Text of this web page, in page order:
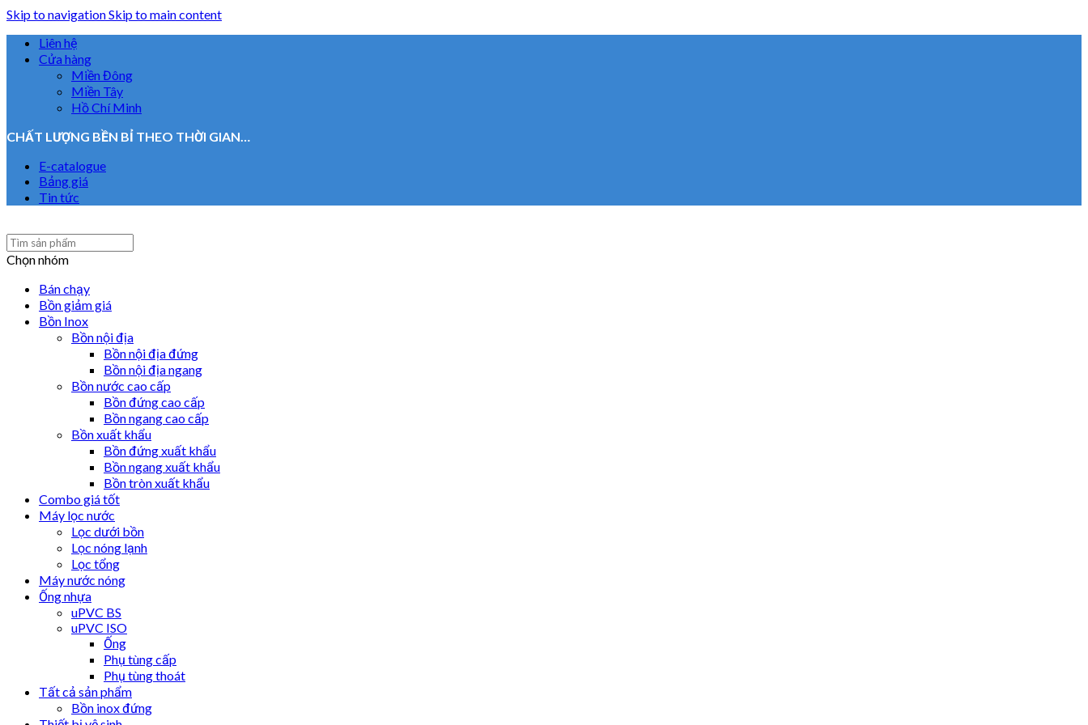
Skip to navigationSkip to main content
Liên hệ
Cửa hàng
Miền Đông
Miền Tây
Hồ Chí Minh
CHẤT LƯỢNG BỀN BỈ THEO THỜI GIAN…
E-catalogue
Bảng giá
Tin tức
Chọn nhóm
Bán chạy
Bồn giảm giá
Bồn Inox
Bồn nội địa
Bồn nội địa đứng
Bồn nội địa ngang
Bồn nước cao cấp
Bồn đứng cao cấp
Bồn ngang cao cấp
Bồn xuất khẩu
Bồn đứng xuất khẩu
Bồn ngang xuất khẩu
Bồn tròn xuất khẩu
Combo giá tốt
Máy lọc nước
Lọc dưới bồn
Lọc nóng lạnh
Lọc tổng
Máy nước nóng
Ống nhựa
uPVC BS
uPVC ISO
Ống
Phụ tùng cấp
Phụ tùng thoát
Tất cả sản phẩm
Bồn inox đứng